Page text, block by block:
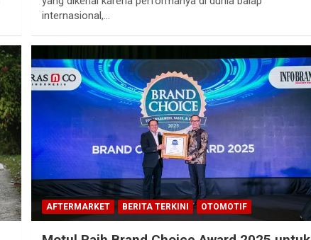
internasional,…
AFTERMARKET BERITA TERKINI OTOMOTIF